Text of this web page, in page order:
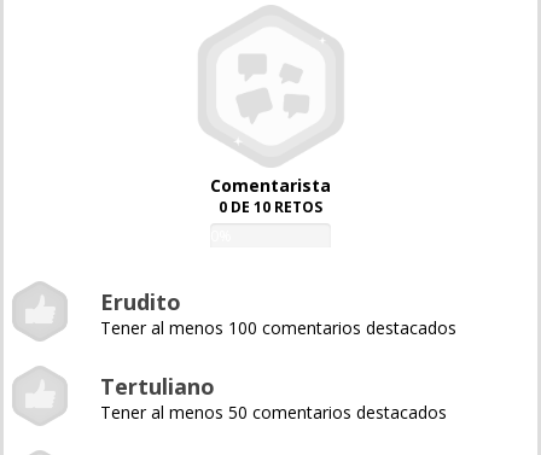
Comentarista
0 DE 10 RETOS
Erudito
Tener al menos 100 comentarios destacados
Tertuliano
Tener al menos 50 comentarios destacados